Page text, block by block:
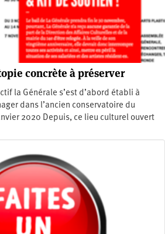
concrète à préserver
la Générale s’est d’abord établi à
dans l’ancien conservatoire du
2020 Depuis, ce lieu culturel ouvert